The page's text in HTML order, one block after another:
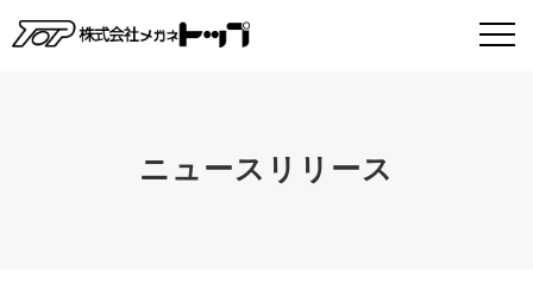
ニュースリリース